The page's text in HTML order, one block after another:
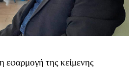
εφαρμογή της κείμενης